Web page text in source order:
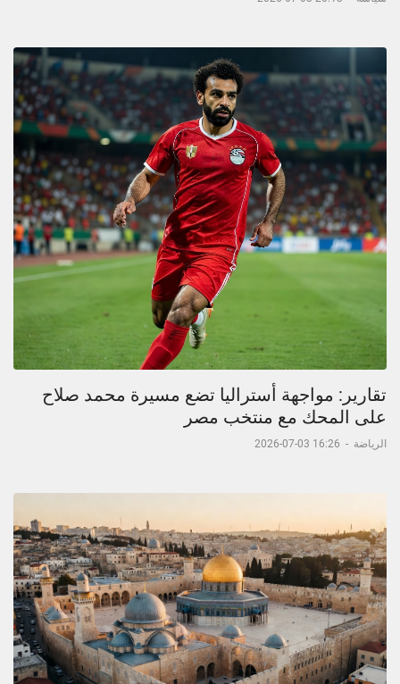
تقارير: مواجهة أستراليا تضع مسيرة محمد صلاح
على المحك مع منتخب مصر
الرياضة -
16:26 03-07-2026